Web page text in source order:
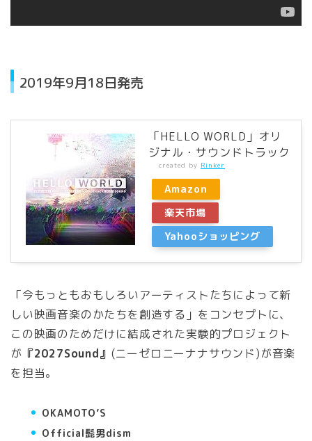
2019年9月18日発売
「HELLO WORLD」オリ
ジナル・サウンドトラック
created by Rinker
Amazon
楽天市場
Yahooショッピング
「今もっともおもしろいアーティストたちによって新
しい映画音楽のかたちを創造する」をコンセプトに、
この映画のためだけに結成された実験的プロジェクト
が 『2027Sound』 (ニーゼロニーナナサウンド)が音楽
を担当。
OKAMOTO’S
Official髭男dism